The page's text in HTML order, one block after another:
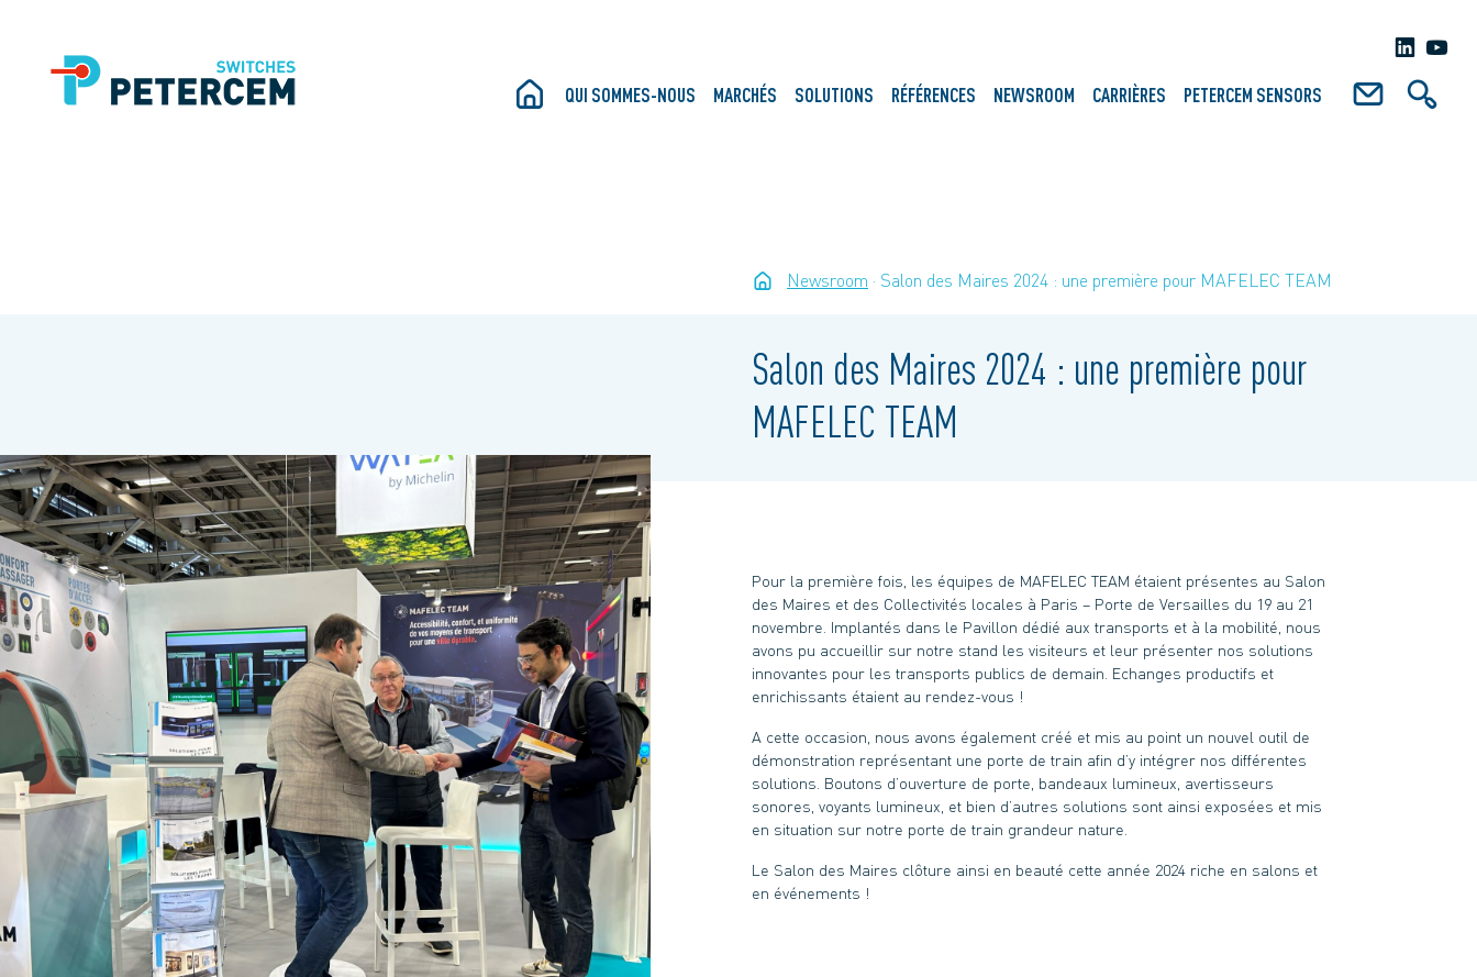
QUI SOMMES-NOUS MARCHÉS SOLUTIONS RÉFÉRENCES NEWSROOM CARRIÈRES PETERCEM SENSORS
Newsroom Salon des Maires 2024 : une première pour MAFELEC TEAM
Salon des Maires 2024 : une première pour
MAFELEC TEAM
Pour la première fois, les équipes de MAFELEC TEAM étaient présentes au Salon
des Maires et des Collectivités locales à Paris – Porte de Versailles du 19 au 21
novembre. Implantés dans le Pavillon dédié aux transports et à la mobilité, nous
avons pu accueillir sur notre stand les visiteurs et leur présenter nos solutions
innovantes pour les transports publics de demain. Echanges productifs et
enrichissants étaient au rendez-vous !
A cette occasion, nous avons également créé et mis au point un nouvel outil de
démonstration représentant une porte de train afin d’y intégrer nos différentes
solutions. Boutons d’ouverture de porte, bandeaux lumineux, avertisseurs
sonores, voyants lumineux, et bien d’autres solutions sont ainsi exposées et mis
en situation sur notre porte de train grandeur nature.
Le Salon des Maires clôture ainsi en beauté cette année 2024 riche en salons et
en événements !